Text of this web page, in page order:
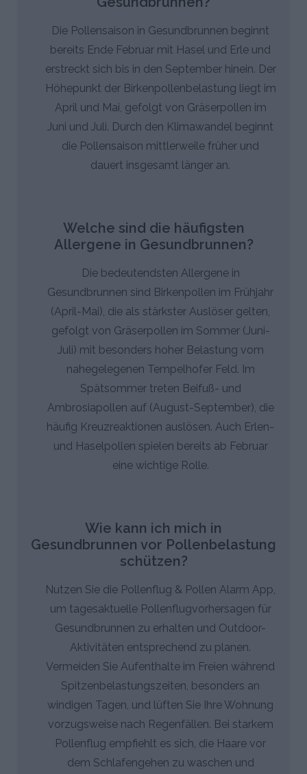
Die Pollensaison in Gesundbrunnen beginnt
bereits Ende Februar mit Hasel und Erle und
erstreckt sich bis in den September hinein. Der
Höhepunkt der Birkenpollenbelastung liegt im
April und Mai, gefolgt von Gräserpollen im
Juni und Juli. Durch den Klimawandel beginnt
die Pollensaison mittlerweile früher und
dauert insgesamt länger an.
Welche sind die häufigsten
Allergene in Gesundbrunnen?
Die bedeutendsten Allergene in
Gesundbrunnen sind Birkenpollen im Frühjahr
(April-Mai), die als stärkster Auslöser gelten,
gefolgt von Gräserpollen im Sommer (Juni-
Juli) mit besonders hoher Belastung vom
nahegelegenen Tempelhofer Feld. Im
Spätsommer treten Beifuß- und
Ambrosiapollen auf (August-September), die
häufig Kreuzreaktionen auslösen. Auch Erlen-
und Haselpollen spielen bereits ab Februar
eine wichtige Rolle.
Wie kann ich mich in
Gesundbrunnen vor Pollenbelastung
schützen?
Nutzen Sie die Pollenflug & Pollen Alarm App,
um tagesaktuelle Pollenflugvorhersagen für
Gesundbrunnen zu erhalten und Outdoor-
Aktivitäten entsprechend zu planen.
Vermeiden Sie Aufenthalte im Freien während
Spitzenbelastungszeiten, besonders an
windigen Tagen, und lüften Sie Ihre Wohnung
vorzugsweise nach Regenfällen. Bei starkem
Pollenflug empfiehlt es sich, die Haare vor
dem Schlafengehen zu waschen und